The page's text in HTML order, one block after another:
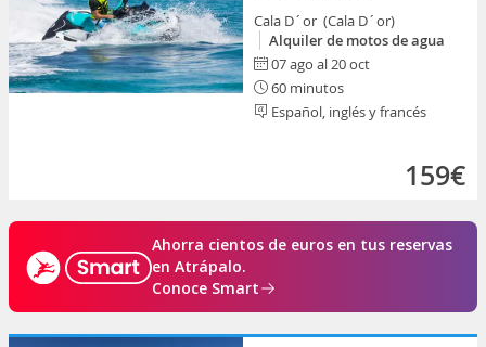
Cala D´or (Cala D´or)
Alquiler de motos de agua
07 ago al 20 oct
60 minutos
Español, inglés y francés
159€
Ahorra cientos de euros en tus reservas
en Atrápalo.
Conoce Smart